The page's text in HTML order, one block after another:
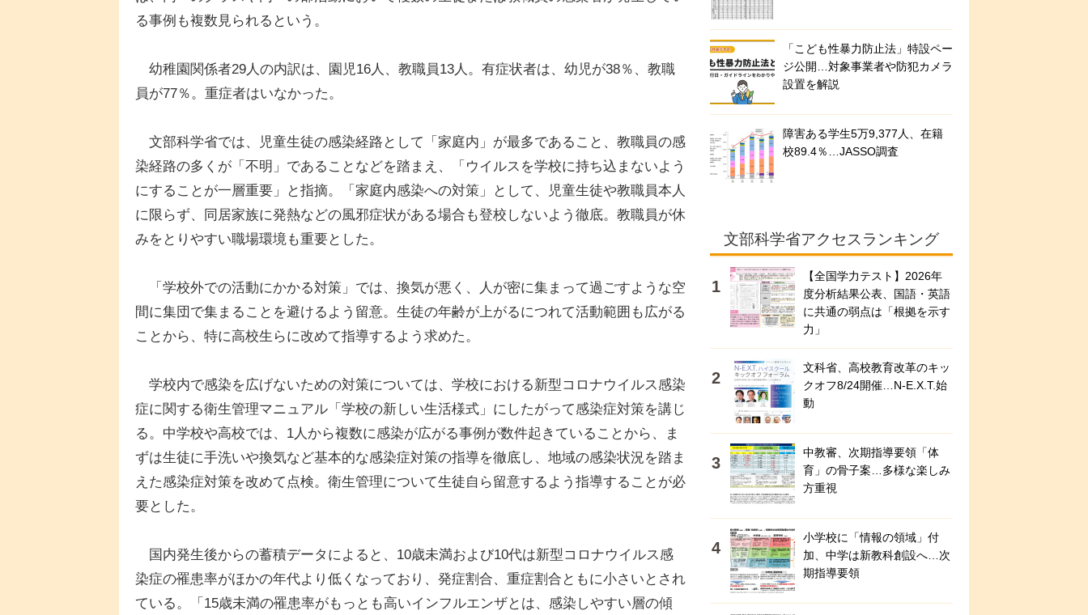
る事例も複数見られるという。
幼稚園関係者29人の内訳は、園児16人、教職員13人。有症状者は、幼児が38％、教職
員が77％。重症者はいなかった。
文部科学省では、児童生徒の感染経路として「家庭内」が最多であること、教職員の感
染経路の多くが「不明」であることなどを踏まえ、「ウイルスを学校に持ち込まないよう
にすることが一層重要」と指摘。「家庭内感染への対策」として、児童生徒や教職員本人
に限らず、同居家族に発熱などの風邪症状がある場合も登校しないよう徹底。教職員が休
みをとりやすい職場環境も重要とした。
「学校外での活動にかかる対策」では、換気が悪く、人が密に集まって過ごすような空
間に集団で集まることを避けるよう留意。生徒の年齢が上がるにつれて活動範囲も広がる
ことから、特に高校生らに改めて指導するよう求めた。
学校内で感染を広げないための対策については、学校における新型コロナウイルス感染
症に関する衛生管理マニュアル「学校の新しい生活様式」にしたがって感染症対策を講じ
る。中学校や高校では、1人から複数に感染が広がる事例が数件起きていることから、ま
ずは生徒に手洗いや換気など基本的な感染症対策の指導を徹底し、地域の感染状況を踏ま
えた感染症対策を改めて点検。衛生管理について生徒自ら留意するよう指導することが必
要とした。
国内発生後からの蓄積データによると、10歳未満および10代は新型コロナウイルス感
染症の罹患率がほかの年代より低くなっており、発症割合、重症割合ともに小さいとされ
ている。「15歳未満の罹患率がもっとも高いインフルエンザとは、感染しやすい層の傾
「こども性暴力防止法」特設ペー
ジ公開…対象事業者や防犯カメラ
設置を解説
障害ある学生5万9,377人、在籍
校89.4％…JASSO調査
文部科学省アクセスランキング
【全国学力テスト】2026年
度分析結果公表、国語・英語
に共通の弱点は「根拠を示す
力」
文科省、高校教育改革のキッ
クオフ8/24開催…N-E.X.T.始
動
中教審、次期指導要領「体
育」の骨子案…多様な楽しみ
方重視
小学校に「情報の領域」付
加、中学は新教科創設へ…次
期指導要領